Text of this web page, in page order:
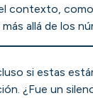
contexto,
allá de los
si estas
¿Fue un